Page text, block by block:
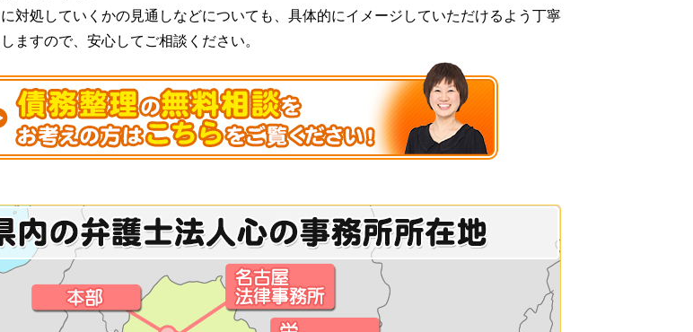
対処していくかの見通しなどについても、具体的にイメージしていただけるよう丁寧
ますので、安心してご相談ください。